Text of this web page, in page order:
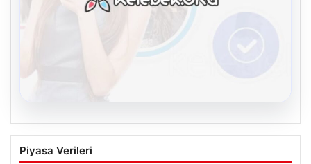
Kelebek.Org İle Dijital İletişimin
Sertifikalı Adresi Ve Chat Deneyimi
Piyasa Verileri